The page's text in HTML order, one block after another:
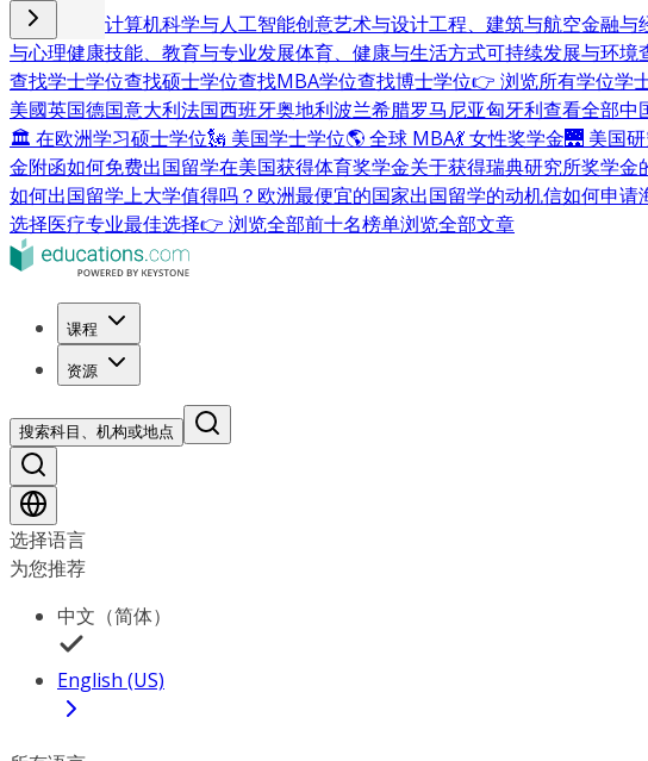
商业与管理 计算机科学与人工智能创意艺术与设计工程、建筑与航空金融与
与心理健康技能、教育与专业发展体育、健康与生活方式可持续发展与环境
查找学士学位查找硕士学位查找MBA学位查找博士学位👉 浏览所有学位学
美國英国德国意大利法国西班牙奥地利波兰希腊罗马尼亚匈牙利查看全部中
🏛 在欧洲学习硕士学位🗽 美国学士学位🌎 全球 MBA💃 女性奖学金🌉 美国
金附函如何免费出国留学在美国获得体育奖学金关于获得瑞典研究所奖学金
如何出国留学上大学值得吗？ 欧洲最便宜的国家出国留学的动机信如何申请
选择医疗专业最佳选择👉 浏览全部前十名榜单浏览全部文章
课程
资源
搜索科目、机构或地点
选择语言
为您推荐
中文（简体）
English (US)